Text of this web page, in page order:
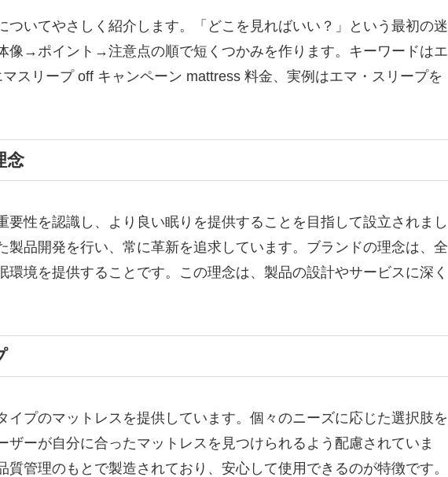
ついてやさしく紹介します。「どこを見ればいい？」という最初の迷
像→ポイント→注意点の順で短くつかみを作ります。キーワードはエ
スリープ off キャンペーン mattress 料金、実例はエマ・スリープを
念
要性を認識し、より良い眠りを提供することを目指して設立されまし
製品開発を行い、常に革新を追求しています。ブランドの理念は、全
環境を提供することです。この理念は、製品の設計やサービスに深く
イプのマットレスを提供しています。個々のニーズに応じた選択肢を
ザーが自分に合ったマットレスを見つけられるよう配慮されていま
質管理のもとで製造されており、安心して使用できるのが特徴です。